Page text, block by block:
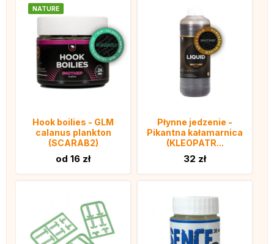
NATURE
Hook boilies - GLM
calanus plankton
(SCARAB2)
od 16 zł
Płynne jedzenie -
Pikantna kałamarnica
(KLEOPATR...
32 zł